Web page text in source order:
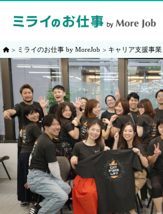
ミライのお仕事 by MoreJob キャリア支援事